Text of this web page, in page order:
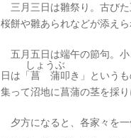
三月三日は雛祭り。古びた
桜餅や雛あられなどが添え
五月五日は端午の節句。小
日は「 菖蒲
しょうぶ
叩き」という
集って沼地に菖蒲の茎を採
夕方になると、各家々を一